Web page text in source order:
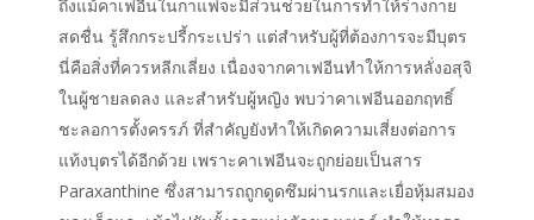
ถึงแม้คาเฟอีนในกาแฟจะมีส่วนช่วยในการทำให้ร่างกาย
สดชื่น รู้สึกกระปรี้กระเปร่า แต่สำหรับผู้ที่ต้องการจะมีบุตร
นี่คือสิ่งที่ควรหลีกเลี่ยง เนื่องจากคาเฟอีนทำให้การหลั่งอสุจิ
ในผู้ชายลดลง และสำหรับผู้หญิง พบว่าคาเฟอีนออกฤทธิ์
ชะลอการตั้งครรภ์ ที่สำคัญยังทำให้เกิดความเสี่ยงต่อการ
แท้งบุตรได้อีกด้วย เพราะคาเฟอีนจะถูกย่อยเป็นสาร
Paraxanthine ซึ่งสามารถถูกดูดซึมผ่านรกและเยื่อหุ้มสมอง